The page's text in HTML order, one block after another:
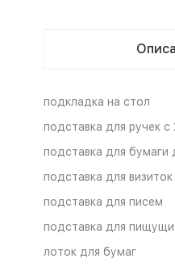
подкладка на стол
подставка для ручек с
подставка для бумаги
подставка для визиток
подставка для писем
подставка для
лоток для бумаг